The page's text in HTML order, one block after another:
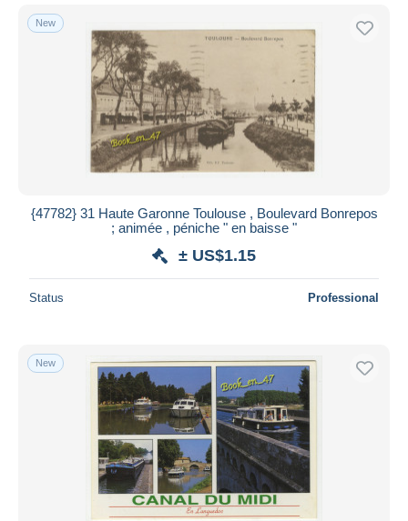
New
{47782} 31 Haute Garonne Toulouse , Boulevard Bonrepos
; animée , péniche " en baisse "
± US$1.15
Status Professional
New